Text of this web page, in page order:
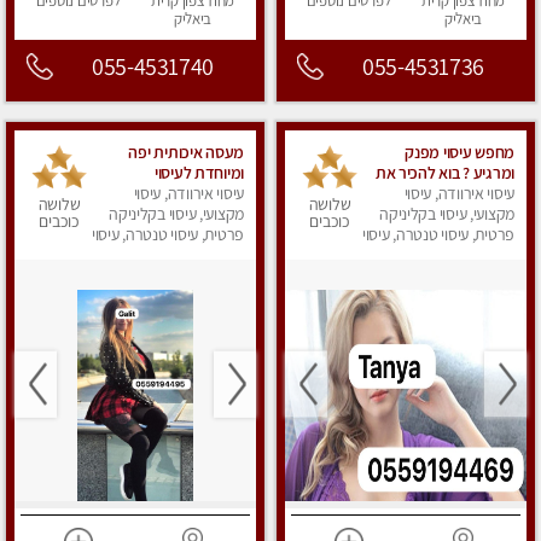
ביאליק
055-4531736
ביאליק
055-4531740
מחפש עיסוי מפנק
ומרגיע ? בוא להכיר את
הצוות המעסות החדשות
שלנו.
עיסוי אירוודה, עיסוי
מקצועי, עיסוי בקליניקה
פרטית, עיסוי טנטרה, עיסוי
שלושה
כוכבים
מעסה איכותית יפה
ומיוחדת לעיסוי
עיסוי אירוודה, עיסוי
מקצועי, עיסוי בקליניקה
פרטית, עיסוי טנטרה, עיסוי
שלושה
כוכבים